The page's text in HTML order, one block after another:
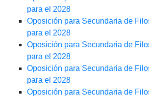
para el 2028
Oposición para Secundaria de
para el 2028
Oposición para Secundaria de
para el 2028
Oposición para Secundaria de
para el 2028
Oposición para Secundaria de